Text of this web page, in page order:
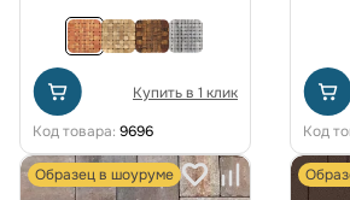
Купить в 1 клик
Код товара: 9696
Код
Образец в шоуруме